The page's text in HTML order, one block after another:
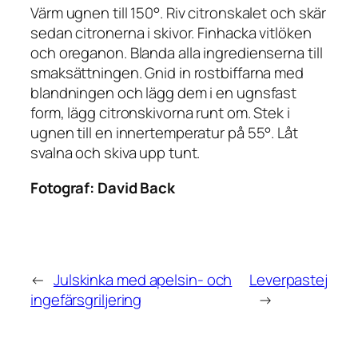
Värm ugnen till 150°. Riv citronskalet och skär
sedan citronerna i skivor. Finhacka vitlöken
och oreganon. Blanda alla ingredienserna till
smaksättningen. Gnid in rostbiffarna med
blandningen och lägg dem i en ugnsfast
form, lägg citronskivorna runt om. Stek i
ugnen till en innertemperatur på 55°. Låt
svalna och skiva upp tunt.
Fotograf: David Back
← Julskinka med apelsin- och
ingefärsgriljering
Leverpastej
→